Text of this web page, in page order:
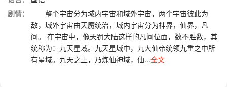
剧情：
整个宇宙分为域内宇宙和域外宇宙，两个宇宙彼此为
敌，域外宇宙由天魔统治，域内宇宙分为神界，仙界，凡
间。 在宇宙中，像天罚大陆这样的凡间位面，数不胜数，其
统称为：九天星域。九天星域中，九大仙帝统领九重之中所
有星域。九天之上，乃炼仙神域，仙...全文